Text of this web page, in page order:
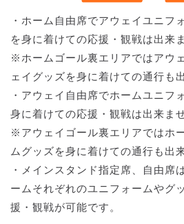
・ホーム自由席でアウェイユニフ
を身に着けての応援・観戦は出来
※ホームゴール裏エリアではアウ
ェイグッズを身に着けての通行も
・アウェイ自由席でホームユニフ
身に着けての応援・観戦は出来ませ
※アウェイゴール裏エリアではホ
ムグッズを身に着けての通行も出
・メインスタンド指定席、自由席
ームそれぞれのユニフォームやグ
援・観戦が可能です。